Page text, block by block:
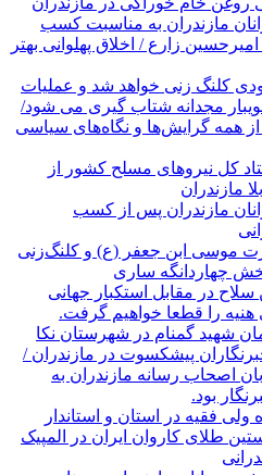
مازندران به مناسبت کسب
زارع / اخلاق پهلوانی بهتر
کلنگ زنی خواهد شد و عملیات
مجدانه شتاب گیری می شود/
همه گرایش‌ها و نگاه‌های سیاسی
کل نیرو‌های مسلح کشور از
مازندران
مازندران پس از کسب
موسی ابن جعفر (ع) و کلنگ‌زنی
چهاردانگه ساری
در مقابل استکبار جهانی
هنیه را قطعا خواهیم گرفت.
شهید گمنام در شهرستان نکا
پیشکسوت در مازندران /
اصحاب رسانه مازندران به
ولی فقیه در استان و استاندار
طلای کاروان ایران در المپیک